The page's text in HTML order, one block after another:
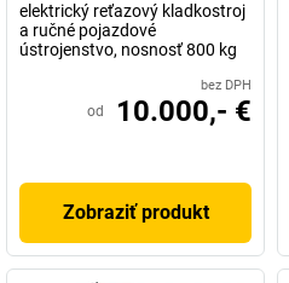
elektrický reťazový kladkostroj
a ručné pojazdové
ústrojenstvo, nosnosť 800 kg
bez DPH
od 10.000,- €
Zobraziť produkt